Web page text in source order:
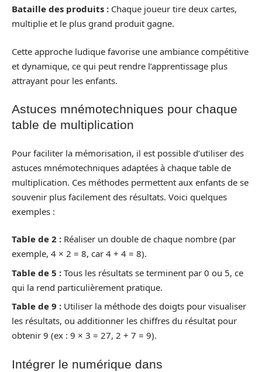
Bataille des produits : Chaque joueur tire deux cartes,
multiplie et le plus grand produit gagne.
Cette approche ludique favorise une ambiance compétitive
et dynamique, ce qui peut rendre l’apprentissage plus
attrayant pour les enfants.
Astuces mnémotechniques pour chaque
table de multiplication
Pour faciliter la mémorisation, il est possible d’utiliser des
astuces mnémotechniques adaptées à chaque table de
multiplication. Ces méthodes permettent aux enfants de se
souvenir plus facilement des résultats. Voici quelques
exemples :
Table de 2 : Réaliser un double de chaque nombre (par
exemple, 4 × 2 = 8, car 4 + 4 = 8).
Table de 5 : Tous les résultats se terminent par 0 ou 5, ce
qui la rend particulièrement pratique.
Table de 9 : Utiliser la méthode des doigts pour visualiser
les résultats, ou additionner les chiffres du résultat pour
obtenir 9 (ex : 9 × 3 = 27, 2 + 7 = 9).
Intégrer le numérique dans